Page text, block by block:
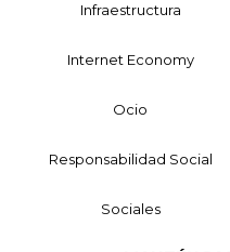
Infraestructura
Internet Economy
Ocio
Responsabilidad Social
Sociales